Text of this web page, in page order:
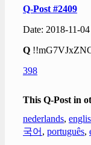
Q-Post #2409
Date: 2018-11-
Q
398
This Q-Post in
nederlands,
국어 , português,